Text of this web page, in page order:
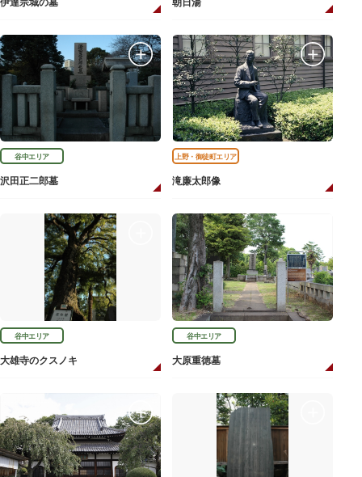
谷中エリア
沢田正二郎墓
上野・御徒町エリア
滝廉太郎像
谷中エリア
大雄寺のクスノキ
谷中エリア
大原重徳墓